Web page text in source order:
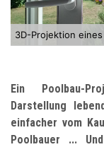
3D-Projektion
Ein Poolbau-
Darstellung
einfacher vom
Poolbauer ...